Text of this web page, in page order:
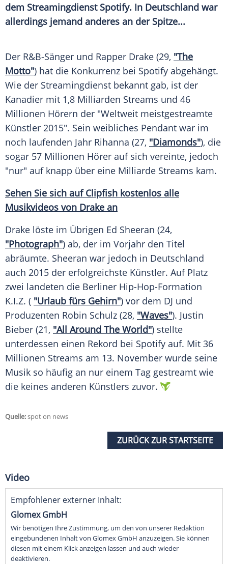
dem Streamingdienst Spotify. In Deutschland war
allerdings jemand anderes an der Spitze...
Der R&B-Sänger und Rapper Drake (29, "The
Motto") hat die Konkurrenz bei Spotify abgehängt.
Wie der Streamingdienst bekannt gab, ist der
Kanadier mit 1,8 Milliarden Streams und 46
Millionen Hörern der "Weltweit meistgestreamte
Künstler 2015". Sein weibliches Pendant war im
noch laufenden Jahr Rihanna (27, "Diamonds"), die
sogar 57 Millionen Hörer auf sich vereinte, jedoch
"nur" auf knapp über eine Milliarde Streams kam.
Sehen Sie sich aufClipfish kostenlos alle
Musikvideos von Drake an
Drake löste im Übrigen Ed Sheeran (24,
"Photograph") ab, der im Vorjahr den Titel
abräumte. Sheeran war jedoch in Deutschland
auch 2015 der erfolgreichste Künstler. Auf Platz
zwei landeten die Berliner Hip-Hop-Formation
K.I.Z. ( "Urlaub fürs Gehirn") vor dem DJ und
Produzenten Robin Schulz (28, "Waves"). Justin
Bieber (21, "All Around The World") stellte
unterdessen einen Rekord bei Spotify auf. Mit 36
Millionen Streams am 13. November wurde seine
Musik so häufig an nur einem Tag gestreamt wie
die keines anderen Künstlers zuvor.
Quelle:spot on news
ZURÜCK ZUR STARTSEITE
Video
Empfohlener externer Inhalt:
Glomex GmbH
Wir benötigen Ihre Zustimmung, um den von unserer Redaktion
eingebundenen Inhalt von Glomex GmbH anzuzeigen. Sie können
diesen mit einem Klick anzeigen lassen und auch wieder
deaktivieren.